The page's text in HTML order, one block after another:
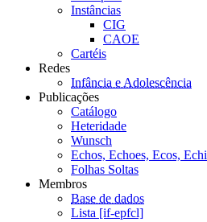
Instâncias
CIG
CAOE
Cartéis
Redes
Infância e Adolescência
Publicações
Catálogo
Heteridade
Wunsch
Echos, Echoes, Ecos, Echi
Folhas Soltas
Membros
Base de dados
Lista [if-epfcl]